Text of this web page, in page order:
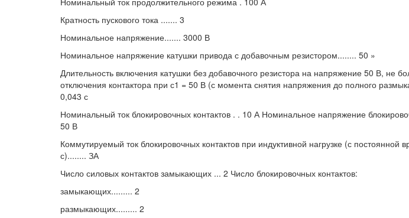
Кратность пускового тока ....... 3
Номинальное напряжение....... 3000 В
Номинальное напряжение катушки привода с добавочным резистором........ 50 »
Длительность включения катушки без добавочного резистора на напряжение 50 В, не
отключения контактора при с1 = 50 В (с момента снятия напряжения до полного
0,043 с
Номинальный ток блокировочных контактов . . 10 А Номинальное напряжение
50 В
Коммутируемый ток блокировочных контактов при индуктивной нагрузке (с постоянной
с)........ ЗА
Число силовых контактов замыкающих ... 2 Число блокировочных контактов:
замыкающих......... 2
размыкающих......... 2